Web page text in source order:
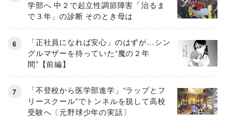
学部へ 中２で起立性調節障害「治るま
で３年」の診断 そのとき母は
「正社員になれば安心」のはずが…シン
グルマザーを待っていた“魔の２年
間”【前編】
「不登校から医学部進学」“ラップとフ
リースクール”でトンネルを脱して高校
受験へ〔元野球少年の実話〕